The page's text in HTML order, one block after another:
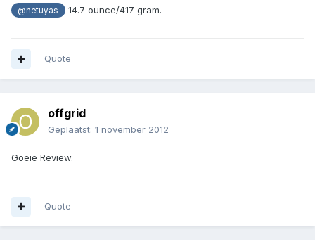
@netuyas 14.7 ounce/417 gram.
Quote
offgrid
Geplaatst: 1 november 2012
Goeie Review.
Quote